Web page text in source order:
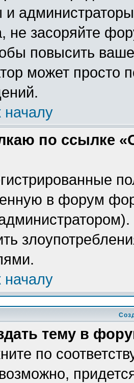
и
не засоряйте
повысить
может просто
началу
по ссылке
в форум
началу
тему в
по